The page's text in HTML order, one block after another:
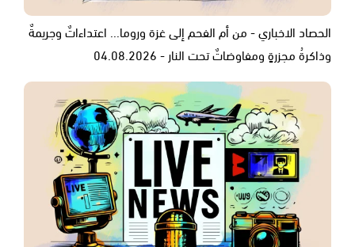
الحصاد الاخباري - من أم الفحم إلى غزة وروما... اعتداءاتٌ وجريمةٌ
وذاكرةُ مجزرةٍ ومفاوضاتٌ تحت النار - 04.08.2026